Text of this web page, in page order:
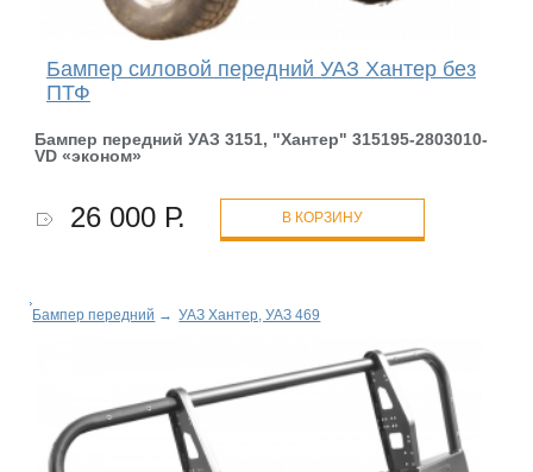
Бампер силовой передний УАЗ Хантер без
ПТФ
Бампер передний УАЗ 3151, "Хантер" 315195-2803010-
VD «эконом»
26 000 Р. В КОРЗИНУ
Бампер передний → УАЗ Хантер, УАЗ 469